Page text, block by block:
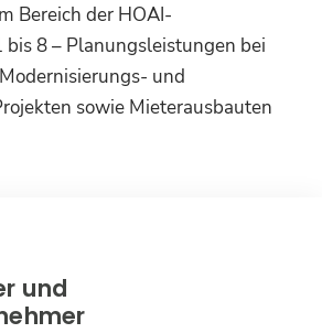
Bereich der HOAI-
bis 8 – Planungsleistungen bei
und
sowie Mieterausbauten
und